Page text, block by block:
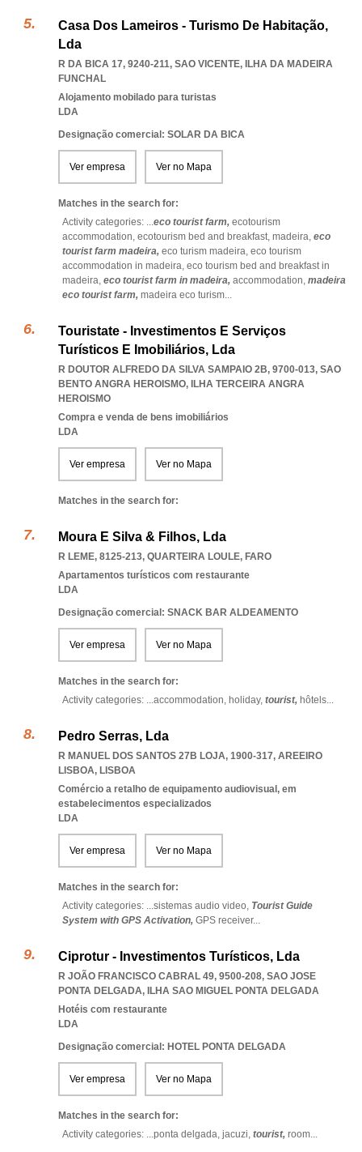
Casa Dos Lameiros - Turismo De Habitação,
Lda
R DA BICA 17, 9240-211, SAO VICENTE, ILHA DA MADEIRA
FUNCHAL
Alojamento mobilado para turistas
LDA
Designação comercial: SOLAR DA BICA
Ver empresa Ver no Mapa
Matches in the search for:
Activity categories: ...eco tourist farm, ecotourism
accommodation, ecotourism bed and breakfast, madeira, eco
tourist farm madeira, eco turism madeira, eco tourism
accommodation in madeira, eco tourism bed and breakfast in
madeira, eco tourist farm in madeira, accommodation, madeira
eco tourist farm, madeira eco turism...
Touristate - Investimentos E Serviços
Turísticos E Imobiliários, Lda
R DOUTOR ALFREDO DA SILVA SAMPAIO 2B, 9700-013, SAO
BENTO ANGRA HEROISMO, ILHA TERCEIRA ANGRA
HEROISMO
Compra e venda de bens imobiliários
LDA
Ver empresa Ver no Mapa
Matches in the search for:
Moura E Silva & Filhos, Lda
R LEME, 8125-213, QUARTEIRA LOULE, FARO
Apartamentos turísticos com restaurante
LDA
Designação comercial: SNACK BAR ALDEAMENTO
Ver empresa Ver no Mapa
Matches in the search for:
Activity categories: ...accommodation, holiday, tourist, hôtels...
Pedro Serras, Lda
R MANUEL DOS SANTOS 27B LOJA, 1900-317, AREEIRO
LISBOA, LISBOA
Comércio a retalho de equipamento audiovisual, em
estabelecimentos especializados
LDA
Ver empresa Ver no Mapa
Matches in the search for:
Activity categories: ...sistemas audio video, Tourist Guide
System with GPS Activation, GPS receiver...
Ciprotur - Investimentos Turísticos, Lda
R JOÃO FRANCISCO CABRAL 49, 9500-208, SAO JOSE
PONTA DELGADA, ILHA SAO MIGUEL PONTA DELGADA
Hotéis com restaurante
LDA
Designação comercial: HOTEL PONTA DELGADA
Ver empresa Ver no Mapa
Matches in the search for:
Activity categories: ...ponta delgada, jacuzi, tourist, room...